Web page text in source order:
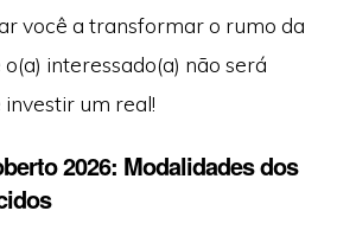
você a transformar o rumo da
interessado(a) não será
um real!
2026: Modalidades dos